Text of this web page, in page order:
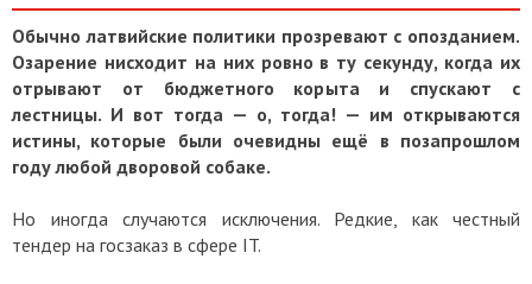
Обычно латвийские политики прозревают с опозданием.
Озарение нисходит на них ровно в ту секунду, когда их
отрывают от бюджетного корыта и спускают с
лестницы. И вот тогда — о, тогда! — им открываются
истины, которые были очевидны ещё в позапрошлом
году любой дворовой собаке.
Но иногда случаются исключения. Редкие, как честный
тендер на госзаказ в сфере IT.